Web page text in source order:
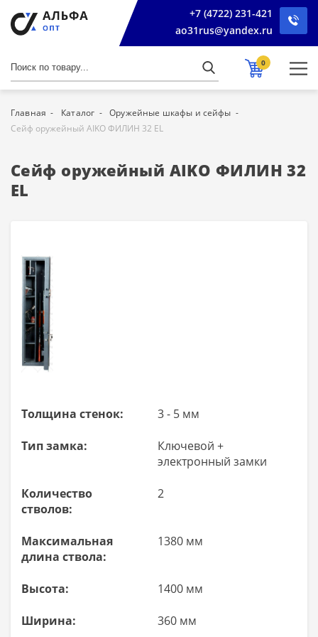
+7 (4722) 231-421
ao31rus@yandex.ru
0
Главная Каталог
Оружейные шкафы и сейфы
Сейф оружейный AIKO ФИЛИН 32 EL
Сейф оружейный AIKO ФИЛИН 32
EL
Толщина стенок: 3 - 5 мм
Тип замка:
Ключевой +
электронный замки
Количество
стволов:
2
Максимальная
длина ствола:
1380 мм
Высота: 1400 мм
Ширина: 360 мм